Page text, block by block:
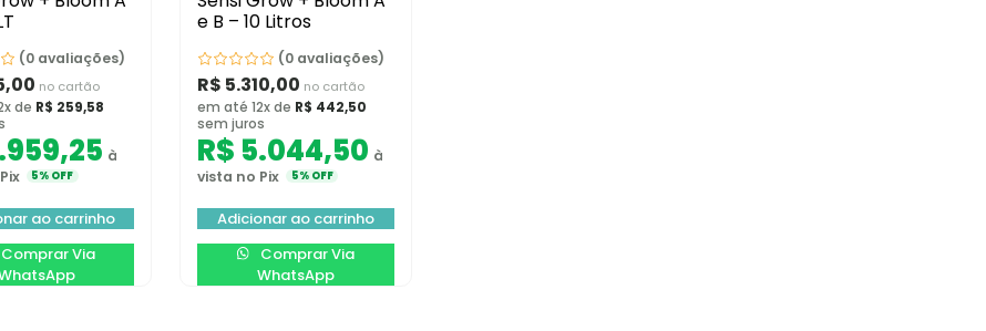
(0 avaliações)
no cartão
de R$ 259,58
à
5% OFF
ao carrinho
Comprar Via
e B – 10 Litros
(0 avaliações)
R$ 5.310,00 no cartão
em até 12x de R$ 442,50
sem juros
R$ 5.044,50 à
vista no Pix
5% OFF
Adicionar ao carrinho
Comprar Via
WhatsApp